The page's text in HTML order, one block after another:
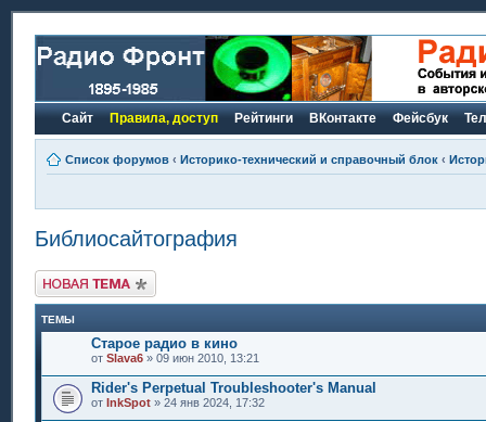
Сайт Правила, доступ Рейтинги ВКонтакте Фейсбук
Список форумов ‹ Историко-технический и справочный блок ‹
Библиосайтография
Новая тема
ТЕМЫ
Старое радио в кино
от Slava6 » 09 июн 2010, 13:21
Rider's Perpetual Troubleshooter's Manual
от InkSpot » 24 янв 2024, 17:32